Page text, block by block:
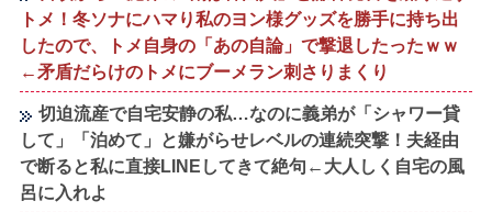
トメ！冬ソナにハマり私のヨン様グッズを勝手に持ち出
したので、トメ自身の「あの自論」で撃退したったｗｗ
←矛盾だらけのトメにブーメラン刺さりまくり
切迫流産で自宅安静の私…なのに義弟が「シャワー貸
して」「泊めて」と嫌がらせレベルの連続突撃！夫経由
で断ると私に直接LINEしてきて絶句←大人しく自宅の風
呂に入れよ